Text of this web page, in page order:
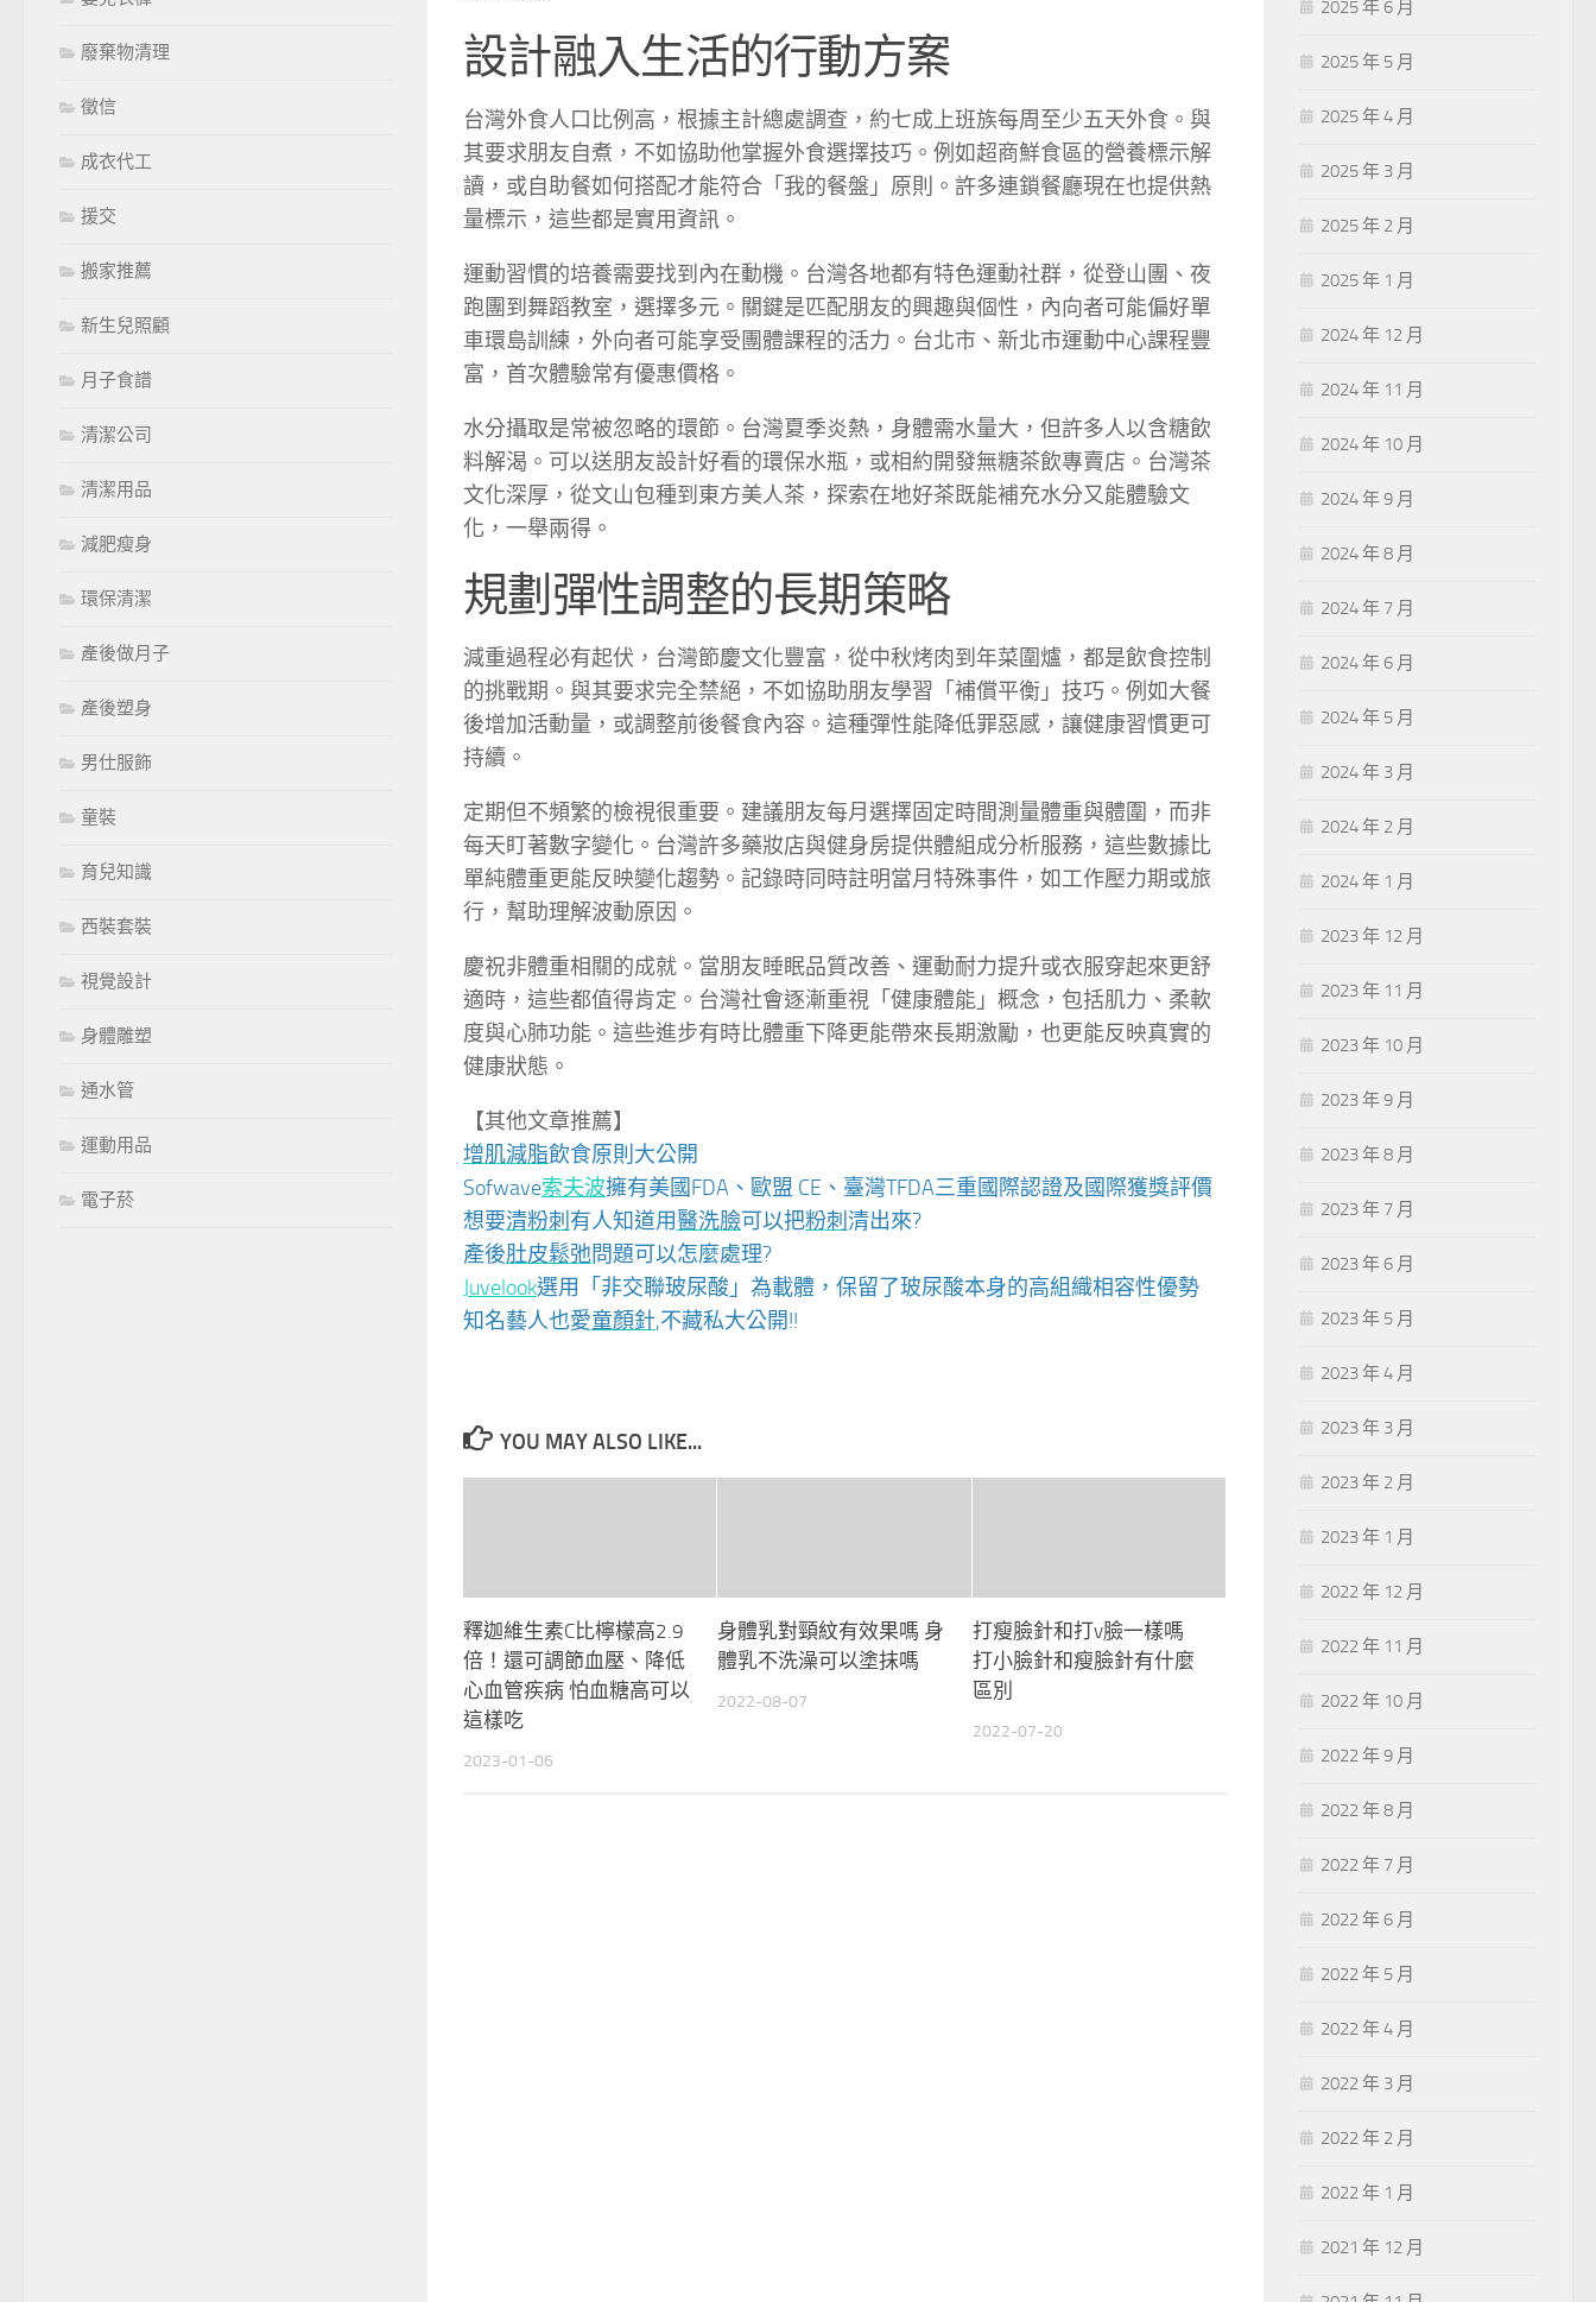
設計融入生活的行動方案
台灣外食人口比例高，根據主計總處調查，約七成上班族每周至少五天外食。與
其要求朋友自煮，不如協助他掌握外食選擇技巧。例如超商鮮食區的營養標示解
讀，或自助餐如何搭配才能符合「我的餐盤」原則。許多連鎖餐廳現在也提供熱
量標示，這些都是實用資訊。
運動習慣的培養需要找到內在動機。台灣各地都有特色運動社群，從登山團、夜
跑團到舞蹈教室，選擇多元。關鍵是匹配朋友的興趣與個性，內向者可能偏好單
車環島訓練，外向者可能享受團體課程的活力。台北市、新北市運動中心課程豐
富，首次體驗常有優惠價格。
水分攝取是常被忽略的環節。台灣夏季炎熱，身體需水量大，但許多人以含糖飲
料解渴。可以送朋友設計好看的環保水瓶，或相約開發無糖茶飲專賣店。台灣茶
文化深厚，從文山包種到東方美人茶，探索在地好茶既能補充水分又能體驗文
化，一舉兩得。
規劃彈性調整的長期策略
減重過程必有起伏，台灣節慶文化豐富，從中秋烤肉到年菜圍爐，都是飲食控制
的挑戰期。與其要求完全禁絕，不如協助朋友學習「補償平衡」技巧。例如大餐
後增加活動量，或調整前後餐食內容。這種彈性能降低罪惡感，讓健康習慣更可
持續。
定期但不頻繁的檢視很重要。建議朋友每月選擇固定時間測量體重與體圍，而非
每天盯著數字變化。台灣許多藥妝店與健身房提供體組成分析服務，這些數據比
單純體重更能反映變化趨勢。記錄時同時註明當月特殊事件，如工作壓力期或旅
行，幫助理解波動原因。
慶祝非體重相關的成就。當朋友睡眠品質改善、運動耐力提升或衣服穿起來更舒
適時，這些都值得肯定。台灣社會逐漸重視「健康體能」概念，包括肌力、柔軟
度與心肺功能。這些進步有時比體重下降更能帶來長期激勵，也更能反映真實的
健康狀態。
【其他文章推薦】
增肌減脂飲食原則大公開
Sofwave索夫波擁有美國FDA、歐盟 CE、臺灣TFDA三重國際認證及國際獲獎評價
想要清粉刺 有人知道用醫洗臉可以把粉刺 清出來?
產後肚皮鬆弛問題可以怎麼處理?
Juvelook選用「非交聯玻尿酸」為載體，保留了玻尿酸本身的高組織相容性優勢
知名藝人也愛童顏針,不藏私大公開!!
YOU MAY ALSO LIKE...
釋迦維生素C比檸檬高2.9
倍！還可調節血壓、降低
心血管疾病 怕血糖高可以
這樣吃
2023-01-06
身體乳對頸紋有效果嗎 身
體乳不洗澡可以塗抹嗎
2022-08-07
打瘦臉針和打v臉一樣嗎
打小臉針和瘦臉針有什麼
區別
2022-07-20
廢棄物清理
徵信
成衣代工
援交
搬家推薦
新生兒照顧
月子食譜
清潔公司
清潔用品
減肥瘦身
環保清潔
產後做月子
產後塑身
男仕服飾
童裝
育兒知識
西裝套裝
視覺設計
身體雕塑
通水管
運動用品
電子菸
2025 年 6 月
2025 年 5 月
2025 年 4 月
2025 年 3 月
2025 年 2 月
2025 年 1 月
2024 年 12 月
2024 年 11 月
2024 年 10 月
2024 年 9 月
2024 年 8 月
2024 年 7 月
2024 年 6 月
2024 年 5 月
2024 年 3 月
2024 年 2 月
2024 年 1 月
2023 年 12 月
2023 年 11 月
2023 年 10 月
2023 年 9 月
2023 年 8 月
2023 年 7 月
2023 年 6 月
2023 年 5 月
2023 年 4 月
2023 年 3 月
2023 年 2 月
2023 年 1 月
2022 年 12 月
2022 年 11 月
2022 年 10 月
2022 年 9 月
2022 年 8 月
2022 年 7 月
2022 年 6 月
2022 年 5 月
2022 年 4 月
2022 年 3 月
2022 年 2 月
2022 年 1 月
2021 年 12 月